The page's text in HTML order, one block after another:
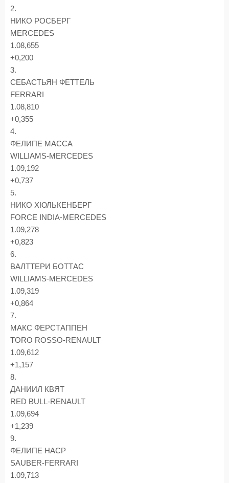
2.
НИКО РОСБЕРГ
MERCEDES
1.08,655
+0,200
3.
СЕБАСТЬЯН ФЕТТЕЛЬ
FERRARI
1.08,810
+0,355
4.
ФЕЛИПЕ МАССА
WILLIAMS-MERCEDES
1.09,192
+0,737
5.
НИКО ХЮЛЬКЕНБЕРГ
FORCE INDIA-MERCEDES
1.09,278
+0,823
6.
ВАЛТТЕРИ БОТТАС
WILLIAMS-MERCEDES
1.09,319
+0,864
7.
МАКС ФЕРСТАППЕН
TORO ROSSO-RENAULT
1.09,612
+1,157
8.
ДАНИИЛ КВЯТ
RED BULL-RENAULT
1.09,694
+1,239
9.
ФЕЛИПЕ НАСР
SAUBER-FERRARI
1.09,713